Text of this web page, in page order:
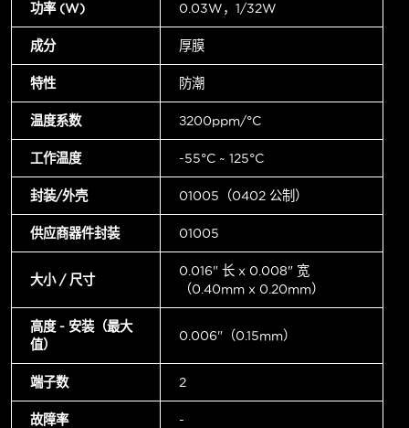
功率 (W) 0.03W，1/32W
成分 厚膜
特性 防潮
温度系数 ±200ppm/°C
工作温度 -55°C ~ 125°C
封装/外壳 01005（0402 公制）
供应商器件封装 01005
大小 / 尺寸
0.016" 长 x 0.008" 宽
（0.40mm x 0.20mm）
高度 - 安装（最大
值）
0.006"（0.15mm）
端子数 2
故障率 -